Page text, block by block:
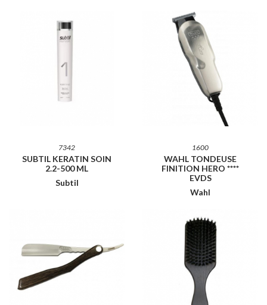
7342
SUBTIL KERATIN SOIN
2.2-500 ML
Subtil
1600
WAHL TONDEUSE
FINITION HERO ****
EVDS
Wahl